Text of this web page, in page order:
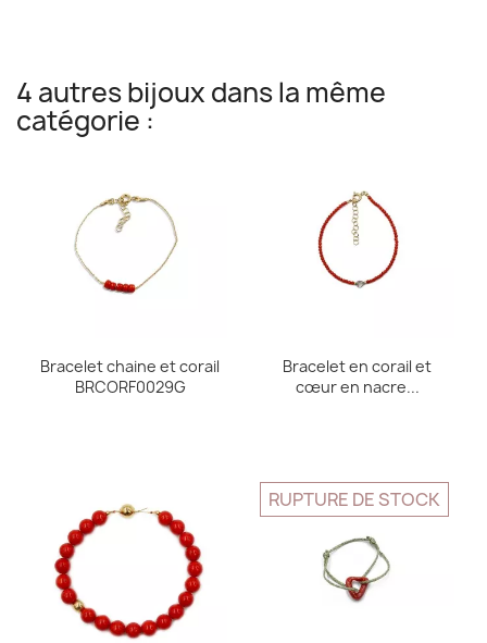
4 autres bijoux dans la même
catégorie :
Bracelet chaine et corail
BRCORF0029G
Bracelet en corail et
cœur en nacre...
RUPTURE DE STOCK